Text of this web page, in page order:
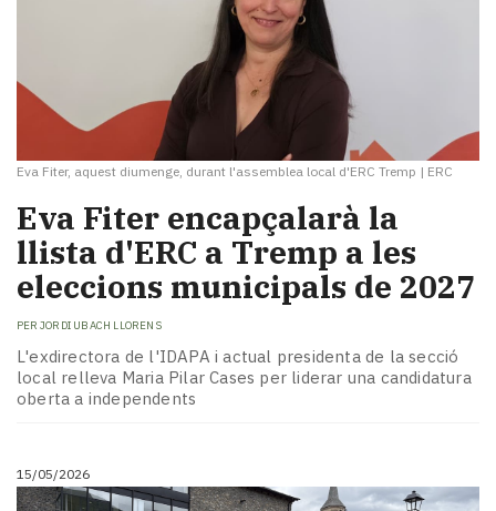
Eva Fiter, aquest diumenge, durant l'assemblea local d'ERC Tremp | ERC
Eva Fiter encapçalarà la
llista d'ERC a Tremp a les
eleccions municipals de 2027
PER JORDI UBACH LLORENS
L'exdirectora de l'IDAPA i actual presidenta de la secció
local relleva Maria Pilar Cases per liderar una candidatura
oberta a independents
15/05/2026